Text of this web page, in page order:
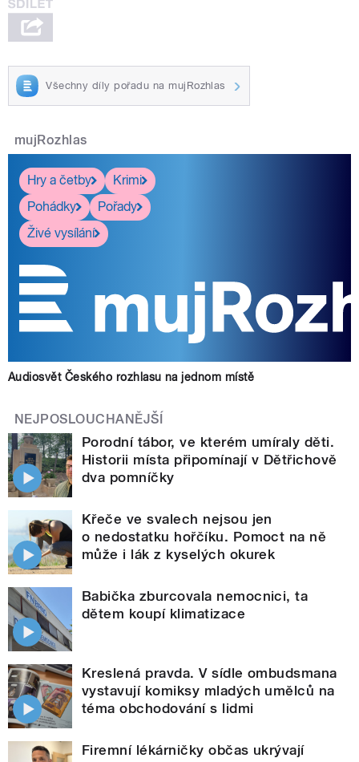
Všechny díly pořadu na mujRozhlas
mujRozhlas
Hry a četby
Krimi
Pohádky
Pořady
Živé vysílání
Audiosvět Českého rozhlasu na jednom místě
NEJPOSLOUCHANĚJŠÍ
Porodní tábor, ve kterém umíraly děti.
Historii místa připomínají v Dětřichově
dva pomníčky
Křeče ve svalech nejsou jen
o nedostatku hořčíku. Pomoct na ně
může i lák z kyselých okurek
Babička zburcovala nemocnici, ta
dětem koupí klimatizace
Kreslená pravda. V sídle ombudsmana
vystavují komiksy mladých umělců na
téma obchodování s lidmi
Firemní lékárničky občas ukrývají